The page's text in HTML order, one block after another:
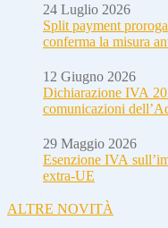
24 Luglio 2026
Split payment
conferma la misura
12 Giugno 2026
Dichiarazione IVA
comunicazioni
29 Maggio 2026
Esenzione IVA
extra-UE
ALTRE NOVITÀ